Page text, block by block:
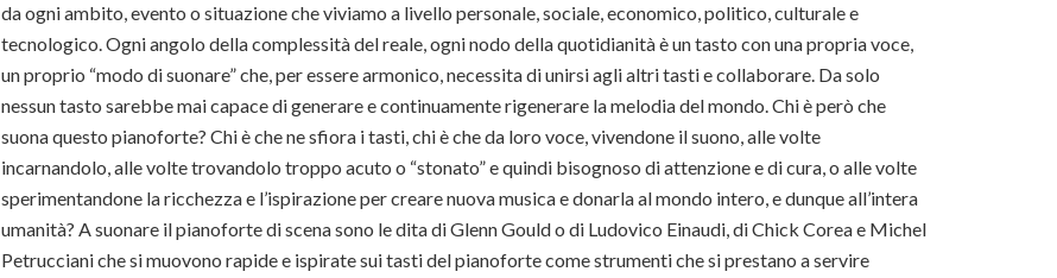
da ogni ambito, evento o situazione che viviamo a livello personale, sociale, economico, politico, culturale e
tecnologico. Ogni angolo della complessità del reale, ogni nodo della quotidianità è un tasto con una propria voce,
un proprio “modo di suonare” che, per essere armonico, necessita di unirsi agli altri tasti e collaborare. Da solo
nessun tasto sarebbe mai capace di generare e continuamente rigenerare la melodia del mondo. Chi è però che
suona questo pianoforte? Chi è che ne sfiora i tasti, chi è che da loro voce, vivendone il suono, alle volte
incarnandolo, alle volte trovandolo troppo acuto o “stonato” e quindi bisognoso di attenzione e di cura, o alle volte
sperimentandone la ricchezza e l’ispirazione per creare nuova musica e donarla al mondo intero, e dunque all’intera
umanità? A suonare il pianoforte di scena sono le dita di Glenn Gould o di Ludovico Einaudi, di Chick Corea e Michel
Petrucciani che si muovono rapide e ispirate sui tasti del pianoforte come strumenti che si prestano a servire